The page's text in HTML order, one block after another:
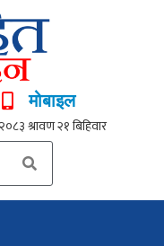
मोबाइल